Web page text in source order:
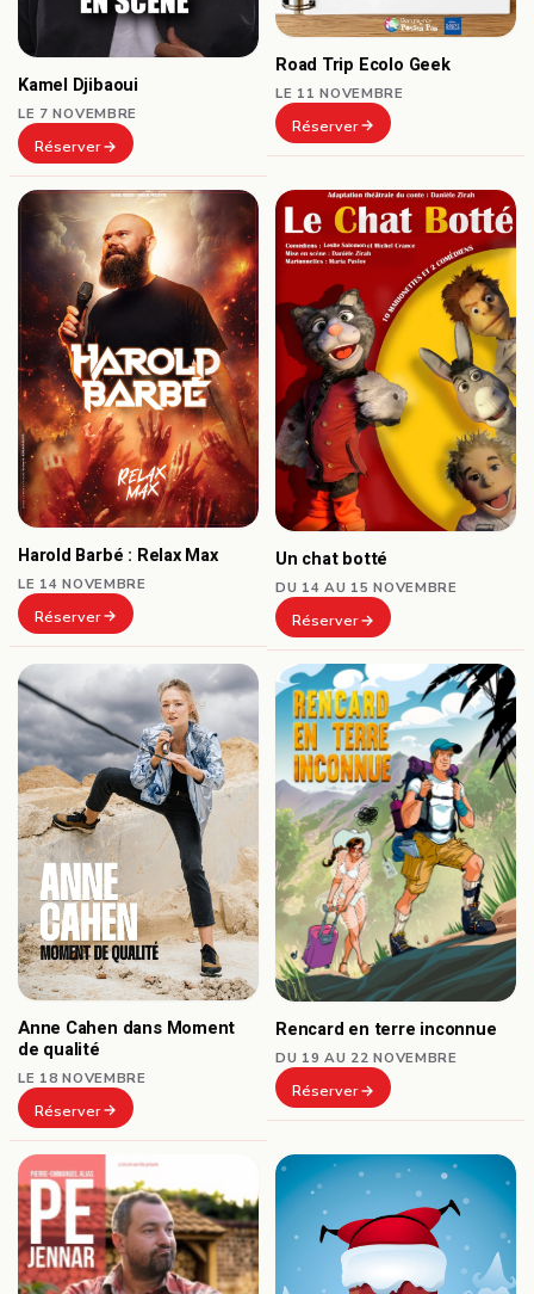
Kamel Djibaoui
LE 7 NOVEMBRE
Réserver
Road Trip Ecolo Geek
LE 11 NOVEMBRE
Réserver
Harold Barbé : Relax Max
LE 14 NOVEMBRE
Réserver
Un chat botté
DU 14 AU 15 NOVEMBRE
Réserver
Anne Cahen dans Moment
de qualité
LE 18 NOVEMBRE
Réserver
Rencard en terre inconnue
DU 19 AU 22 NOVEMBRE
Réserver